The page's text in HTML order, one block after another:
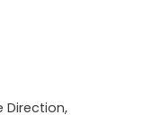
Direction,